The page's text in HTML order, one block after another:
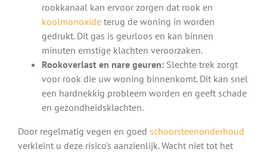
rookkanaal kan ervoor zorgen dat rook en
koolmonoxideterug de woning in worden
gedrukt. Dit gas is geurloos en kan binnen
minuten ernstige klachten veroorzaken.
Rookoverlast en nare geuren:Slechte trek zorgt
voor rook die uw woning binnenkomt. Dit kan snel
een hardnekkig probleem worden en geeft schade
en gezondheidsklachten.
Door regelmatig vegen en goed schoorsteenonderhoud
verkleint u deze risico's aanzienlijk. Wacht niet tot het